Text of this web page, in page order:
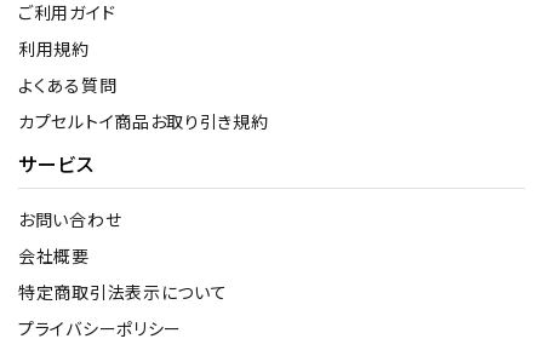
ご利用ガイド
利用規約
よくある質問
カプセルトイ商品お取り引き規約
サービス
お問い合わせ
会社概要
特定商取引法表示について
プライバシーポリシー